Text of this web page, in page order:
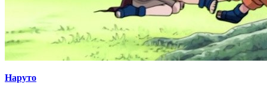
Наруто